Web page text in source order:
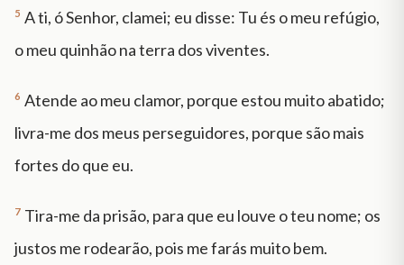
5 A ti, ó Senhor, clamei; eu disse: Tu és o meu refúgio,
o meu quinhão na terra dos viventes.
6 Atende ao meu clamor, porque estou muito abatido;
livra-me dos meus perseguidores, porque são mais
fortes do que eu.
7 Tira-me da prisão, para que eu louve o teu nome; os
justos me rodearão, pois me farás muito bem.